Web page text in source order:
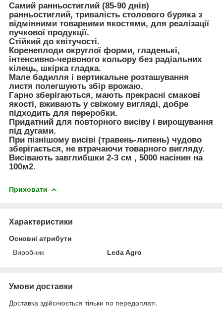
Самий ранньостиглий (85-90 днів)
ранньостиглий, тривалість столового буряка з
відмінними товарними якостями, для реалізації
пучкової продукції.
Стійкий до квітучості.
Коренеплоди округлої форми, гладенькі,
інтенсивно-червоного кольору без радіальних
кілець, шкірка гладка.
Мале бадилля і вертикальне розташування
листя полегшують збір врожаю.
Гарно зберігаються, мають прекрасні смакові
якості, вживають у свіжому вигляді, добре
підходить для переробки.
Придатний для повторного висіву і вирощування
під дугами.
При пізнішому висіві (травень-липень) чудово
зберігається, не втрачаючи товарного вигляду.
Висівають завглибшки 2-3 см , 5000 насінин на
100м2.
Приховати
Характеристики
Основні атрибути
Виробник
Leda Agro
Умови доставки
Доставка здійснюється тільки по передоплаті.